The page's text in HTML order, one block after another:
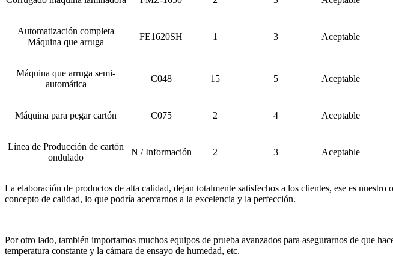
Automatización completa
Máquina que arruga
FE1620SH 1 3 Aceptable
Máquina que arruga semi-
automática
C048 15 5 Aceptable
Máquina para pegar cartón C075 2 4 Aceptable
Línea de Producción de cartón
ondulado
N / Información 2 3 Aceptable
La elaboración de productos de alta calidad, dejan totalmente satisfechos a los clientes, ese es
concepto de calidad, lo que podría acercarnos a la excelencia y la perfección.
Por otro lado, también importamos muchos equipos de prueba avanzados para asegurarnos de que
temperatura constante y la cámara de ensayo de humedad, etc.